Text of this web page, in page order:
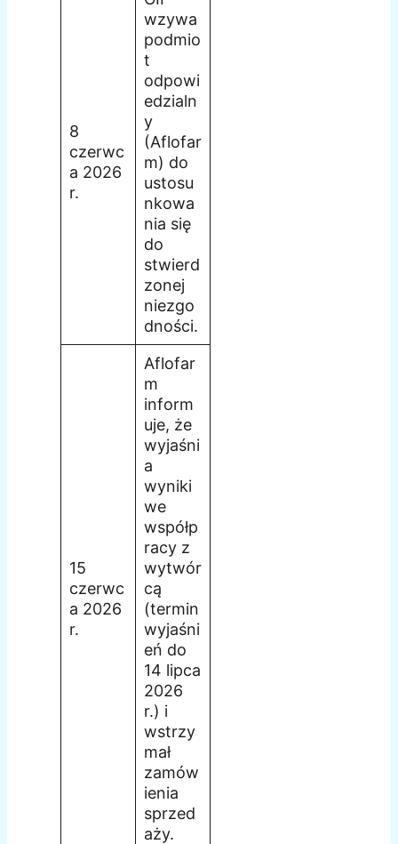
8
czerwc
a 2026
r.
wzywa
podmio
t
odpowi
edzialn
y
(Aflofar
m) do
ustosu
nkowa
nia się
do
stwierd
zonej
niezgo
dności.
15
czerwc
a 2026
r.
Aflofar
m
inform
uje, że
wyjaśni
a
wyniki
we
współp
racy z
wytwór
cą
(termin
wyjaśni
eń do
14 lipca
2026
r.) i
wstrzy
mał
zamów
ienia
sprzed
aży.